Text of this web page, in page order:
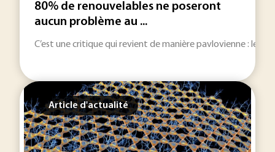
80% de renouvelables ne poseront
aucun problème au ...
C’est une critique qui revient de manière pavlovienne : les
Article d'actualité